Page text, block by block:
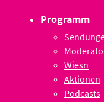
Programm
Wiesn
Aktionen
Podcasts